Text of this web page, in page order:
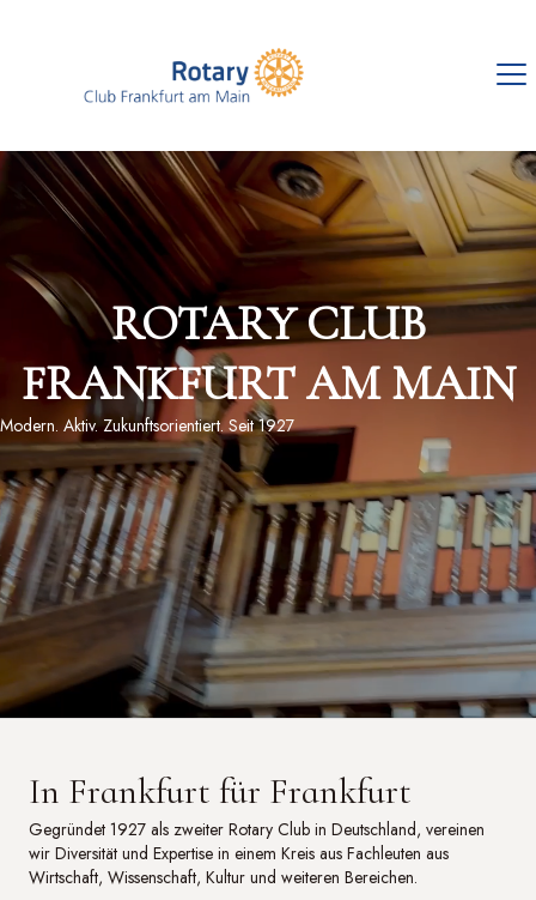
ROTARY CLUB
FRANKFURT AM MAIN
Modern. Aktiv. Zukunftsorientiert. Seit 1927
In Frankfurt für Frankfurt
Gegründet 1927 als zweiter Rotary Club in Deutschland, vereinen
wir Diversität und Expertise in einem Kreis aus Fachleuten aus
Wirtschaft, Wissenschaft, Kultur und weiteren Bereichen.